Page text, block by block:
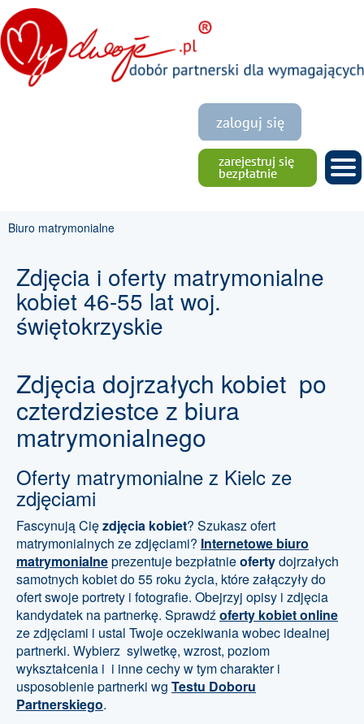
Biuro matrymonialne
Zdjęcia i oferty matrymonialne
kobiet 46-55 lat woj.
świętokrzyskie
Zdjęcia dojrzałych kobiet po
czterdziestce z biura
matrymonialnego
Oferty matrymonialne z Kielc ze
zdjęciami
Fascynują Cięzdjęcia kobiet? Szukasz ofert
matrymonialnych ze zdjęciami? Internetowe biuro
matrymonialneprezentuje bezpłatnieofertydojrzałych
samotnych kobiet do 55 roku życia, które załączyły do
ofert swoje portrety i fotografie. Obejrzyj opisy i zdjęcia
kandydatek na partnerkę. Sprawdźoferty kobiet online
ze zdjęciami i ustal Twoje oczekiwania wobec idealnej
partnerki. Wybierz sylwetkę, wzrost, poziom
wykształcenia i i inne cechy w tym charakter i
usposobienie partnerki wg Testu Doboru
Partnerskiego.